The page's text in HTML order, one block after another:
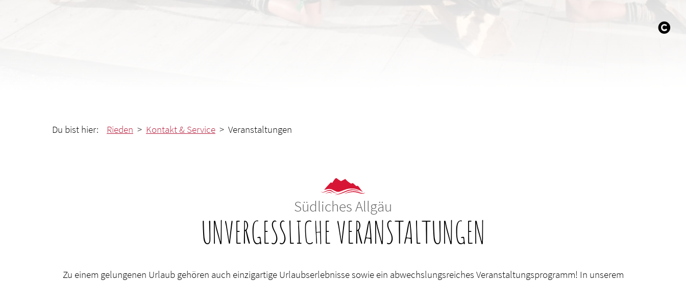
Du bist hier: Rieden > Kontakt & Service > Veranstaltungen
Südliches Allgäu
UNVERGESSLICHE VERANSTALTUNGEN
Zu einem gelungenen Urlaub gehören auch einzigartige Urlaubserlebnisse sowie ein abwechslungsreiches Veranstaltungsprogramm! In unserem